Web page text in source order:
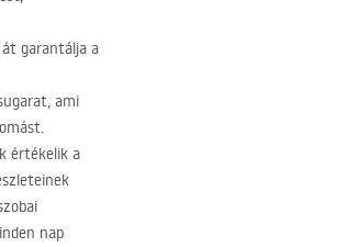
garantálja a
ami
értékelik a
nap